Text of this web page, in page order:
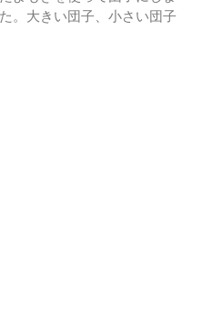
。大きい団子、小さい団子